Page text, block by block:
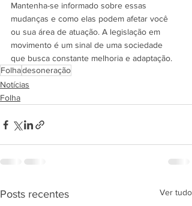
Mantenha-se informado sobre essas
mudanças e como elas podem afetar você
ou sua área de atuação. A legislação em
movimento é um sinal de uma sociedade
que busca constante melhoria e adaptação.
Folhadesoneração
Notícias
Folha
Posts recentes Ver tudo